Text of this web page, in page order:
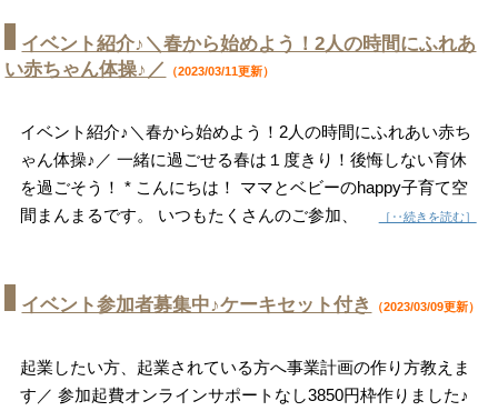
イベント紹介♪＼春から始めよう！2人の時間にふれあ
い赤ちゃん体操♪／
（2023/03/11更新）
イベント紹介♪＼春から始めよう！2人の時間にふれあい赤ち
ゃん体操♪／ 一緒に過ごせる春は１度きり！後悔しない育休
を過ごそう！ * こんにちは！ ママとベビーのhappy子育て空
間まんまるです。 いつもたくさんのご参加、
［‥続きを読む］
イベント参加者募集中♪ケーキセット付き （2023/03/09更新）
起業したい方、起業されている方へ事業計画の作り方教えま
す／ 参加起費オンラインサポートなし3850円枠作りました♪